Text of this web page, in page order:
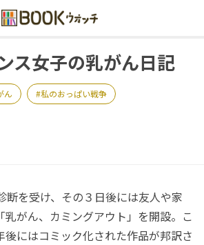
ス女子の乳がん日記
ん 私のおっぱい戦争
を受け、その３日後には友人や家
がん、カミングアウト」を開設。こ
後にはコミック化された作品が邦訳さ